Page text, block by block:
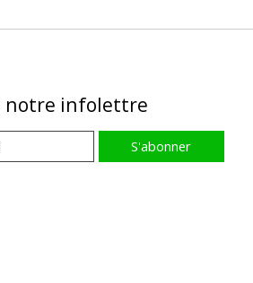
notre infolettre
S'abonner